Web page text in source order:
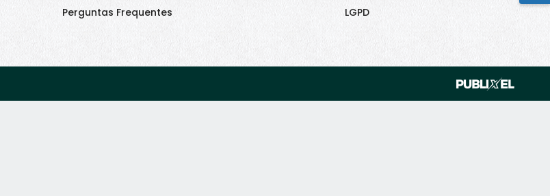
Perguntas Frequentes
LGPD